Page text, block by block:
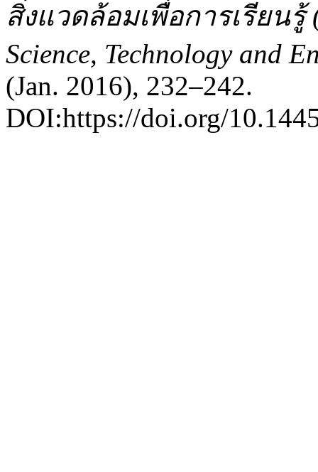
สิ่งแวดล้อมเพื่อการเรียนรู้
Science, Technology and
(Jan. 2016), 232–242.
DOI:https://doi.org/